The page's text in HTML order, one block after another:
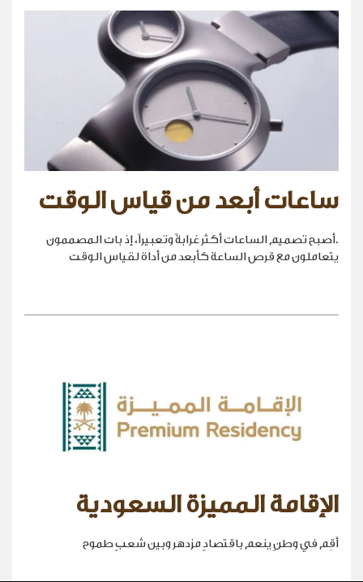
ساعات أبعد من قياس الوقت
.أصبح تصميم الساعات أكثر غرابةً وتعبيراً، إذ بات المصممون
يتعاملون مع قرص الساعة كأبعد من أداة لقياس الوقت
الإقامة المميزة السعودية
أقِم في وطنٍ ينعم باقتصادٍ مزدهر وبين شعبٍ طموح